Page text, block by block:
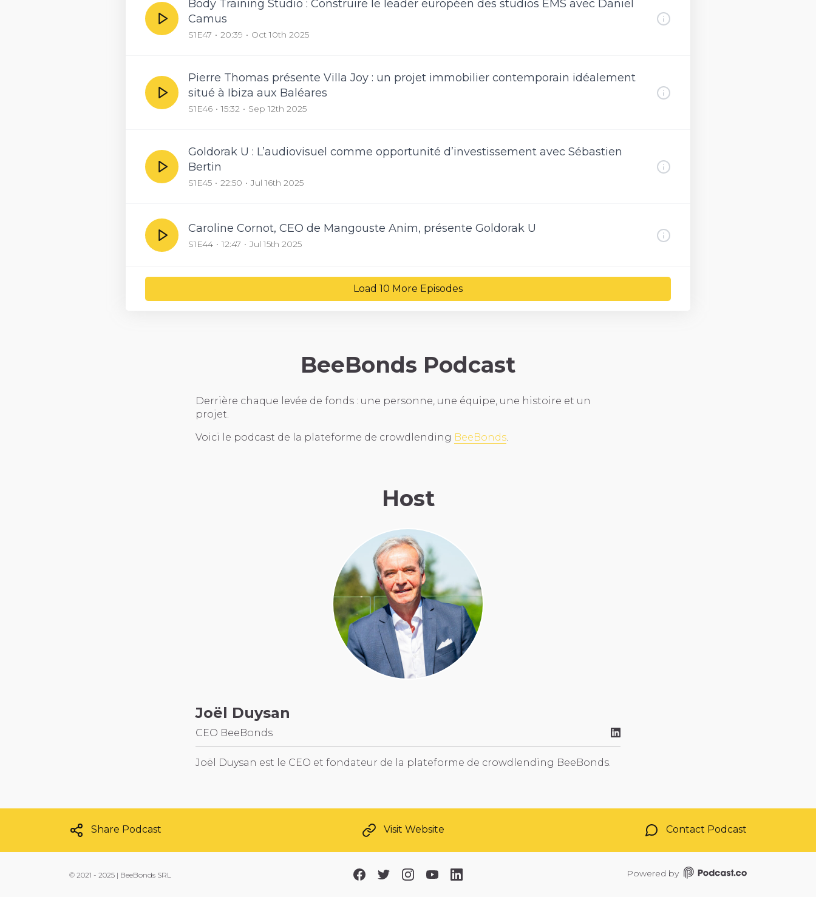
Body Training Studio : Construire le leader européen des studios EMS avec Daniel
Camus
S1E47 20:39 Oct 10th 2025
Pierre Thomas présente Villa Joy : un projet immobilier contemporain idéalement
situé à Ibiza aux Baléares
S1E46 15:32 Sep 12th 2025
Goldorak U : L’audiovisuel comme opportunité d’investissement avec Sébastien
Bertin
S1E45 22:50 Jul 16th 2025
Caroline Cornot, CEO de Mangouste Anim, présente Goldorak U
S1E44 12:47 Jul 15th 2025
Load 10 More Episodes
BeeBonds Podcast
Derrière chaque levée de fonds : une personne, une équipe, une histoire et un
projet.
Voici le podcast de la plateforme de crowdlending BeeBonds.
Host
Joël Duysan
CEO BeeBonds
Joël Duysan est le CEO et fondateur de la plateforme de crowdlending BeeBonds.
Share Podcast Visit Website Contact Podcast
© 2021 - 2025 | BeeBonds SRL Powered by